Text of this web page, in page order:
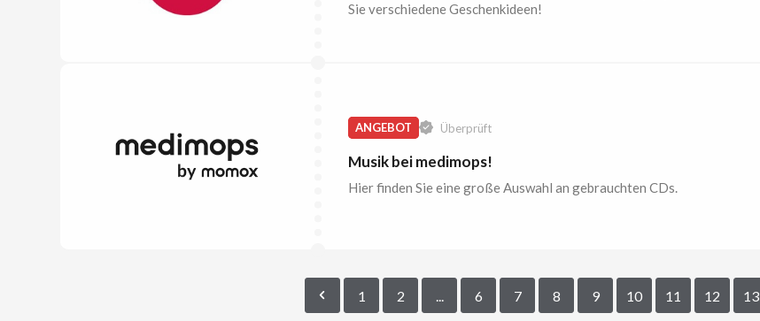
Sie verschiedene Geschenkideen!
ANGEBOT Überprüft
Musik bei medimops!
Hier finden Sie eine große Auswahl an gebrauchten CDs.
1 2 6 7 8 9 10 11 12 13